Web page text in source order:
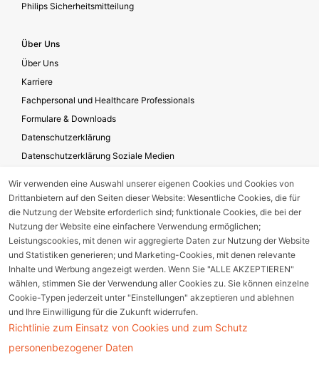
Philips Sicherheitsmitteilung
Über Uns
Über Uns
Karriere
Fachpersonal und Healthcare Professionals
Formulare & Downloads
Datenschutzerklärung
Datenschutzerklärung Soziale Medien
Impressum
Unternehmensverantwortung
Gerätestörung melden
Nebenwirkungsmeldung
Cookie Einstellungen
Wir verwenden eine Auswahl unserer eigenen Cookies und Cookies von
Drittanbietern auf den Seiten dieser Website: Wesentliche Cookies, die für
die Nutzung der Website erforderlich sind; funktionale Cookies, die bei der
Nutzung der Website eine einfachere Verwendung ermöglichen;
Leistungscookies, mit denen wir aggregierte Daten zur Nutzung der Website
und Statistiken generieren; und Marketing-Cookies, mit denen relevante
Inhalte und Werbung angezeigt werden. Wenn Sie "ALLE AKZEPTIEREN"
wählen, stimmen Sie der Verwendung aller Cookies zu. Sie können einzelne
Cookie-Typen jederzeit unter "Einstellungen" akzeptieren und ablehnen
und Ihre Einwilligung für die Zukunft widerrufen.
Richtlinie zum Einsatz von Cookies und zum Schutz
personenbezogener Daten